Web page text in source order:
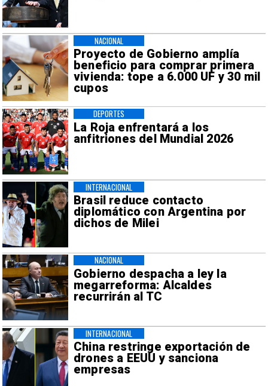
Proyecto de Gobierno amplía
beneficio para comprar primera
vivienda: tope a 6.000 UF y 30 mil
cupos
NACIONAL
La Roja enfrentará a los
anfitriones del Mundial 2026
DEPORTES
Brasil reduce contacto
diplomático con Argentina por
dichos de Milei
INTERNACIONAL
Gobierno despacha a ley la
megarreforma: Alcaldes
recurrirán al TC
NACIONAL
China restringe exportación de
drones a EEUU y sanciona
empresas
INTERNACIONAL